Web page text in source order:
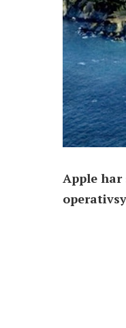
Apple har